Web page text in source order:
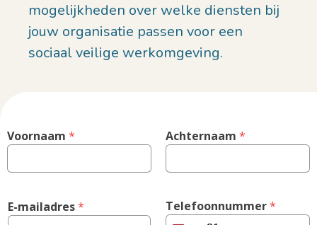
mogelijkheden over welke diensten bij
jouw organisatie passen voor een
sociaal veilige werkomgeving.
Voornaam * Achternaam *
E-mailadres * Telefoonnummer *